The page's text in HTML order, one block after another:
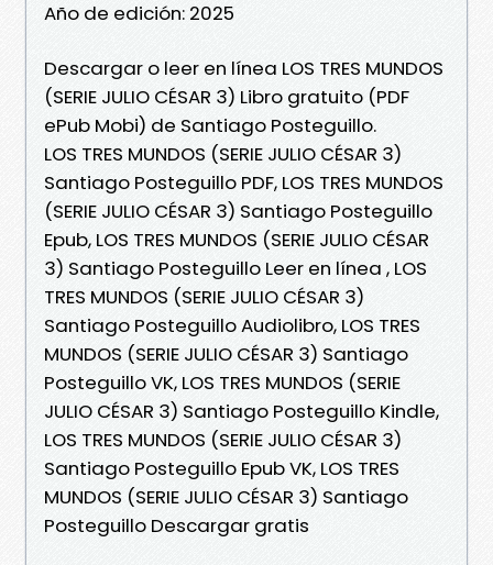
Año de edición: 2025
Descargar o leer en línea LOS TRES MUNDOS
(SERIE JULIO CÉSAR 3) Libro gratuito (PDF
ePub Mobi) de Santiago Posteguillo.
LOS TRES MUNDOS (SERIE JULIO CÉSAR 3)
Santiago Posteguillo PDF, LOS TRES MUNDOS
(SERIE JULIO CÉSAR 3) Santiago Posteguillo
Epub, LOS TRES MUNDOS (SERIE JULIO CÉSAR
3) Santiago Posteguillo Leer en línea , LOS
TRES MUNDOS (SERIE JULIO CÉSAR 3)
Santiago Posteguillo Audiolibro, LOS TRES
MUNDOS (SERIE JULIO CÉSAR 3) Santiago
Posteguillo VK, LOS TRES MUNDOS (SERIE
JULIO CÉSAR 3) Santiago Posteguillo Kindle,
LOS TRES MUNDOS (SERIE JULIO CÉSAR 3)
Santiago Posteguillo Epub VK, LOS TRES
MUNDOS (SERIE JULIO CÉSAR 3) Santiago
Posteguillo Descargar gratis